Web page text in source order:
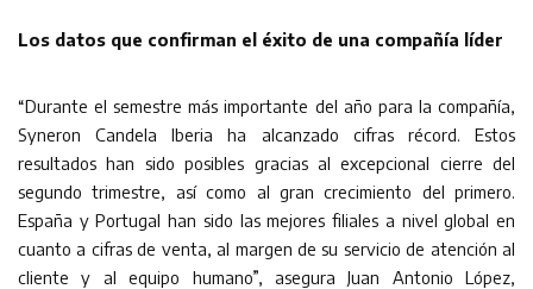
Los datos que confirman el éxito de una compañía líder
“Durante el semestre más importante del año para la compañía,
Syneron Candela Iberia ha alcanzado cifras récord. Estos
resultados han sido posibles gracias al excepcional cierre del
segundo trimestre, así como al gran crecimiento del primero.
España y Portugal han sido las mejores filiales a nivel global en
cuanto a cifras de venta, al margen de su servicio de atención al
cliente y al equipo humano”, asegura Juan Antonio López,